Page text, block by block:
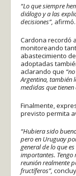
“Lo que siempre
diálogo y a las
decisiones”, afirmó.
Cardona recordó
monitoreando
abastecimiento
adoptadas
aclarando que
Argentina, también
medidas que
Finalmente,
previsto permita
“Hubiera sido
pero en Uruguay
general de lo que
importantes.
reunión realmente
fructíferos”,